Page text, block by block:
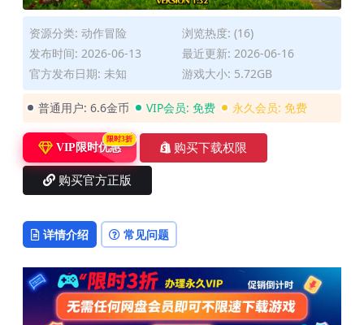
资源分类: 动作冒险
浏览热度: (16)
发布时间: 2026-06-13
最近更新: 2026-06-16
官方发布日期: 未知
游戏大小: 5.72GB
普通用户: 6.6金币 VIP会员: 免费 永久会员: 免费
VIP限时优惠
限时3折
购买下载权限
购买官方正版
详情介绍 常见问题